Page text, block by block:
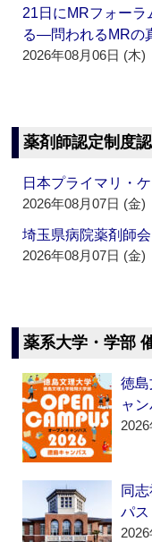
21日にMRフォーラ
る―問われるMRの
2026年08月06日 (木)
薬剤師認定制度
日本プライマリ・
2026年08月07日 (金)
埼玉県病院薬剤
2026年08月07日 (金)
薬系大学・学部
徳
ャ
同
パ